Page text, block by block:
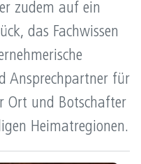
zudem auf ein
das Fachwissen
Ansprechpartner für
Ort und Botschafter
Heimatregionen.